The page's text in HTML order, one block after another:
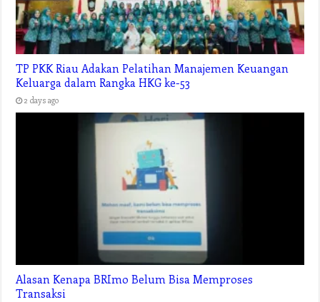
TP PKK Riau Adakan Pelatihan Manajemen Keuangan
Keluarga dalam Rangka HKG ke-53
2 days ago
Alasan Kenapa BRImo Belum Bisa Memproses
Transaksi